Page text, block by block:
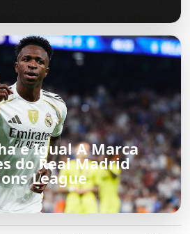
e Igual A Marca
do Real Madrid
League